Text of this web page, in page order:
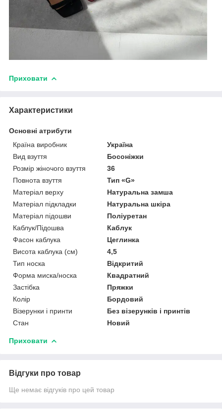
Приховати
Характеристики
Основні атрибути
Країна виробник
Україна
Вид взуття
Босоніжки
Розмір жіночого взуття
36
Повнота взуття
Тип «G»
Матеріал верху
Натуральна замша
Матеріал підкладки
Натуральна шкіра
Матеріал підошви
Поліуретан
Каблук/Підошва
Каблук
Фасон каблука
Цеглинка
Висота каблука (см)
4,5
Тип носка
Відкритий
Форма миска/носка
Квадратний
Застібка
Пряжки
Колір
Бордовий
Візерунки і принти
Без візерунків і принтів
Стан
Новий
Приховати
Відгуки про товар
Ще немає відгуків про цей товар